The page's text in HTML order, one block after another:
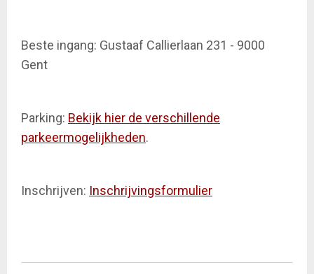
Beste ingang: Gustaaf Callierlaan 231 - 9000
Gent
Parking: Bekijk hier de verschillende
parkeermogelijkheden.
Inschrijven: Inschrijvingsformulier